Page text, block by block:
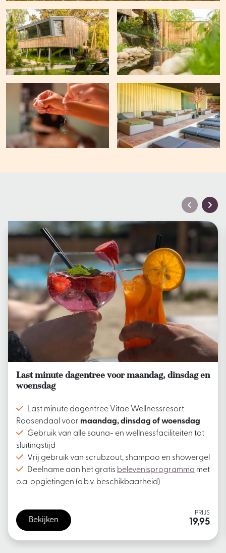
Last minute dagentree voor maandag, dinsdag en
woensdag
Last minute dagentree Vitae Wellnessresort
Roosendaal voor maandag, dinsdag of woensdag
Gebruik van alle sauna- en wellnessfaciliteiten tot
sluitingstijd
Vrij gebruik van scrubzout, shampoo en showergel
Deelname aan het gratis belevenisprogramma met
o.a. opgietingen (o.b.v. beschikbaarheid)
Bekijken
PRIJS
19,95